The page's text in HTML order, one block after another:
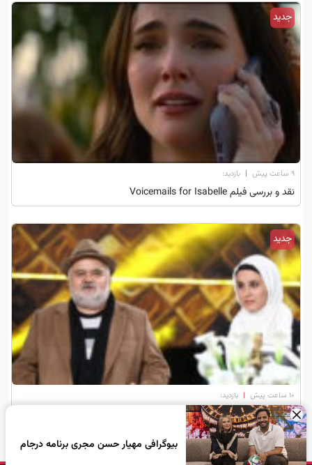
جدید
۹ ساعت پیش | بازدید:
نقد و بررسی فیلم Voicemails for Isabelle
جدید
۱۰ ساعت پیش | بازدید:
بیوگرافی المیرا عبدی دختر اکبر عبدی×
بیوگرافی مهیار حسن مجری برنامه درجام